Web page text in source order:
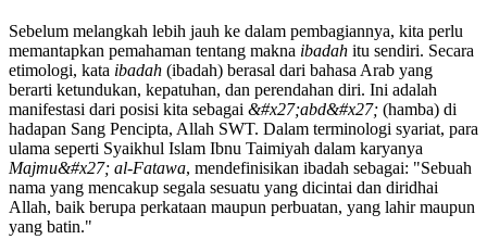
Sebelum melangkah lebih jauh ke dalam pembagiannya, kita perlu
memantapkan pemahaman tentang makna ibadah itu sendiri. Secara
etimologi, kata ibadah (ibadah) berasal dari bahasa Arab yang
berarti ketundukan, kepatuhan, dan perendahan diri. Ini adalah
manifestasi dari posisi kita sebagai &#x27;abd&#x27; (hamba) di
hadapan Sang Pencipta, Allah SWT. Dalam terminologi syariat, para
ulama seperti Syaikhul Islam Ibnu Taimiyah dalam karyanya
Majmu&#x27; al-Fatawa, mendefinisikan ibadah sebagai: "Sebuah
nama yang mencakup segala sesuatu yang dicintai dan diridhai
Allah, baik berupa perkataan maupun perbuatan, yang lahir maupun
yang batin."